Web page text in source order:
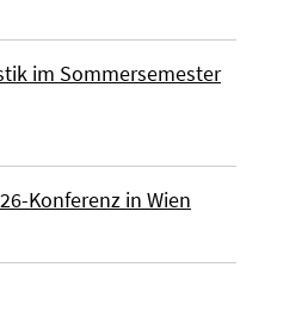
im Sommersemester
Konferenz in Wien